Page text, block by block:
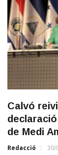
Calvó
de Medi
Redacció 30/